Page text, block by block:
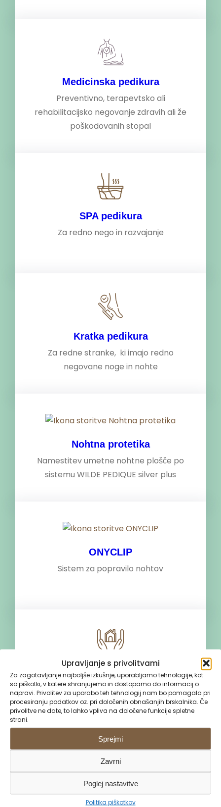
Upravljanje s privolitvami
Za zagotavljanje najboljše izkušnje, uporabljamo tehnologije, kot
so piškotki, v katere shranjujemo in dostopamo do informacij o
napravi. Privolitev za uporabo teh tehnologij nam bo pomagala pri
procesiranju podatkov oz. pri določenih obnašanjih brskalnika. Če
privolitve ne date, to lahko vpliva na določene funkcije spletne
strani.
Sprejmi
Zavrni
Poglej nastavitve
Politika piškotkov
Medicinska pedikura
Preventivno, terapevtsko ali
rehabilitacijsko negovanje zdravih ali že
poškodovanih stopal
SPA pedikura
Za redno nego in razvajanje
Kratka pedikura
Za redne stranke, ki imajo redno
negovane noge in nohte
Nohtna protetika
Namestitev umetne nohtne plošče po
sistemu WILDE PEDIQUE silver plus
ONYCLIP
Sistem za popravilo nohtov
Pedikura na domu
Privoščite si kvalitetno storitev v udobju
vašega doma
Refleksna masaža stopal
Za sprostitev in blaženje simptomov